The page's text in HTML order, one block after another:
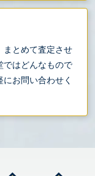
まとめて査定させ
ではどんなもので
お問い合わせく